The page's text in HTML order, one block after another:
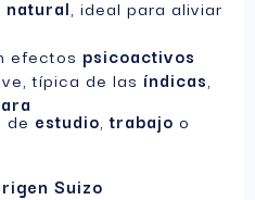
natural , ideal para aliviar
efectos psicoactivos
típica de las índicas
de estudio ,trabajo o
Suizo